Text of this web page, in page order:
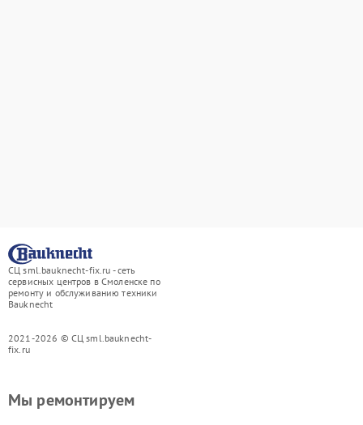
СЦ sml.bauknecht-fix.ru - сеть
сервисных центров в Смоленске по
ремонту и обслуживанию техники
Bauknecht
2021-2026 © СЦ sml.bauknecht-
fix.ru
Мы ремонтируем